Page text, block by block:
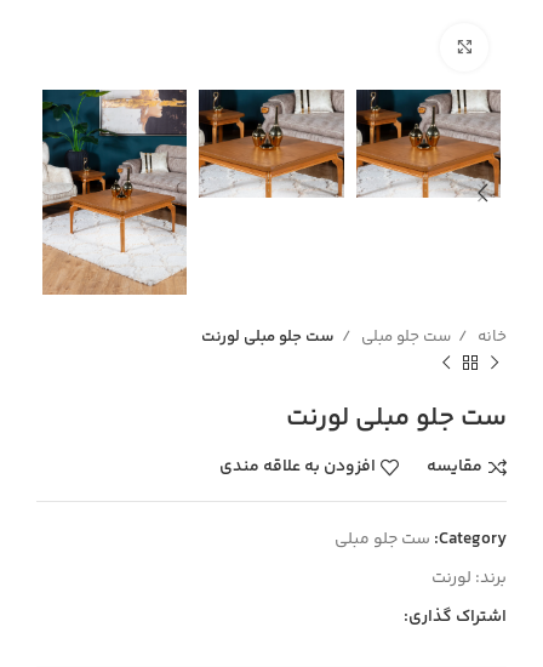
خانه ست جلو مبلی ست جلو مبلی لورنت
ست جلو مبلی لورنت
مقايسه افزودن به علاقه مندی
Category: ست جلو مبلی
برند: لورنت
اشتراک گذاری: